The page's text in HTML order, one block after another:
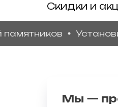
Скидки и
Установка
Мы —